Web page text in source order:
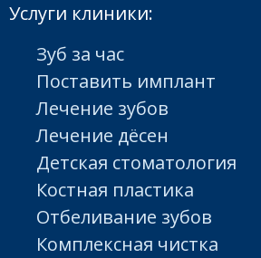
Услуги клиники:
Зуб за час
Поставить имплант
Лечение зубов
Лечение дёсен
Детская стоматология
Костная пластика
Отбеливание зубов
Комплексная чистка